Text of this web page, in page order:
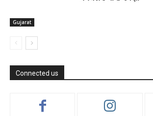
Gujarat
Connected us